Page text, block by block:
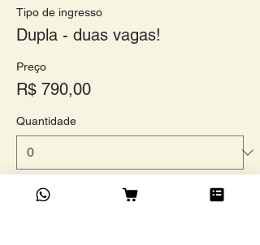
Tipo de ingresso
Dupla - duas vagas!
Preço
R$ 790,00
Quantidade